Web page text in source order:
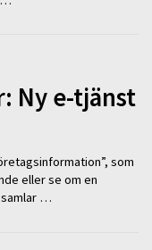
Ny e-tjänst
som
eller se om en
samlar …